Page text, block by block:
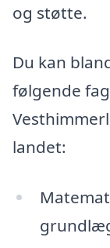
og støtte.
Du kan
følgende
landet: